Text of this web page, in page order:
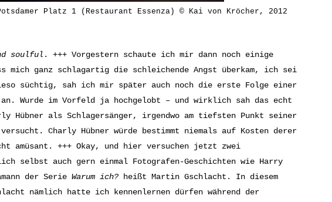
Platz 1 (Restaurant Essenza) © Kai von Kröcher, 2012
soulful . +++ Vorgestern schaute ich mir dann noch einige
mich ganz schlagartig die schleichende Angst überkam, ich sei
süchtig, sah ich mir später auch noch die erste Folge einer
an. Wurde im Vorfeld ja hochgelobt – und wirklich sah das echt
Hübner als Schlagersänger, irgendwo am tiefsten Punkt seiner
Charly Hübner würde bestimmt niemals auf Kosten derer
amüsant. +++ Okay, und hier versuchen jetzt zwei
selbst auch gern einmal Fotografen-Geschichten wie Harry
der Serie Warum ich? heißt Martin Gschlacht. In diesem
nämlich hatte ich kennenlernen dürfen während der